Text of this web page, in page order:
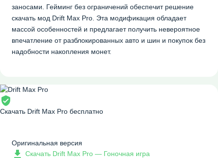
заносами. Гейминг без ограничений обеспечит решение
скачать мод Drift Max Pro. Эта модификация обладает
массой особенностей и предлагает получить невероятное
впечатление от разблокированных авто и шин и покупок без
надобности накопления монет.
Скачать Drift Max Pro бесплатно
Оригинальная версия
Скачать Drift Max Pro — Гоночная игра